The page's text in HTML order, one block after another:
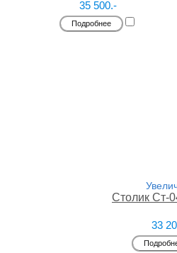
35 500.-
Подробнее
Столик Ст-
33